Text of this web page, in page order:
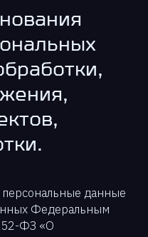
данные
Федеральным
ФЗ «О